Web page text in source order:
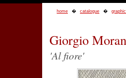
home catalogue
Giorgio
'Al fiore'